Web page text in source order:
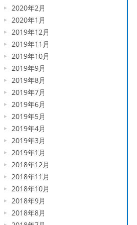
2020年2月
2020年1月
2019年12月
2019年11月
2019年10月
2019年9月
2019年8月
2019年7月
2019年6月
2019年5月
2019年4月
2019年3月
2019年1月
2018年12月
2018年11月
2018年10月
2018年9月
2018年8月